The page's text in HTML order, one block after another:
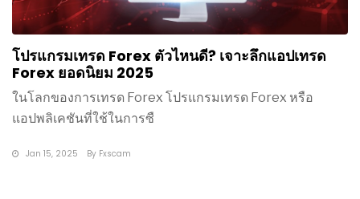
โปรแกรมเทรด Forex ตัวไหนดี? เจาะลึกแอปเทรด
Forex ยอดนิยม 2025
ในโลกของการเทรด Forex โปรแกรมเทรด Forex หรือ
แอปพลิเคชันที่ใช้ในการซื
Jan 15, 2025 By Fxscam